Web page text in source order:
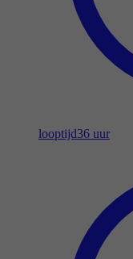
looptijd36 uur